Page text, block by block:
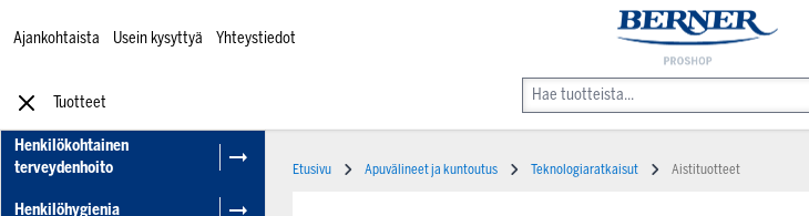
Ajankohtaista Usein kysyttyä Yhteystiedot
Tuotteet
Henkilökohtainen
terveydenhoito
Henkilöhygienia
Etusivu Apuvälineet ja kuntoutus Teknologiaratkaisut Aistituotteet